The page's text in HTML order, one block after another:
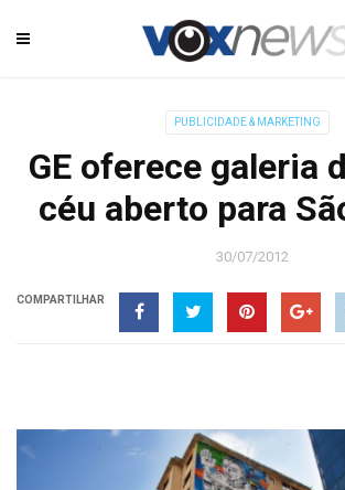
PUBLICIDADE & MARKETING
GE oferece galeria
céu aberto para
30/07/2012
COMPARTILHAR